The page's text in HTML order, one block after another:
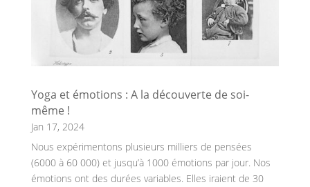
Yoga et émotions : A la découverte de soi-
même !
Jan 17, 2024
Nous expérimentons plusieurs milliers de pensées
(6000 à 60 000) et jusqu’à 1000 émotions par jour. Nos
émotions ont des durées variables. Elles iraient de 30